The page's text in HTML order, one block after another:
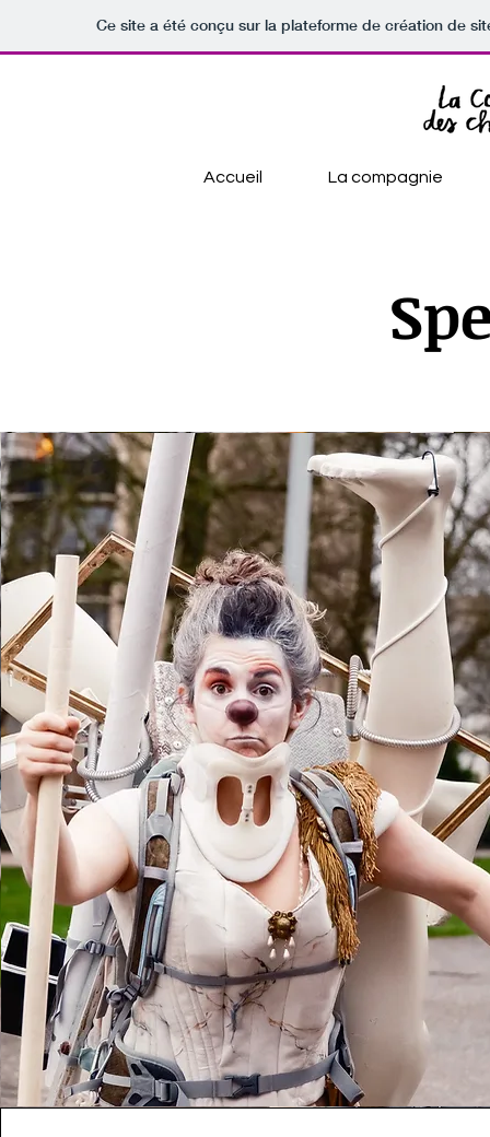
Ce site a été conçu sur la plateforme de création de
Accueil La compagnie